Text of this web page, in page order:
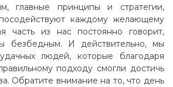
главные принципы и стратегии,
каждому желающему
часть из нас постоянно говорит,
безбедным. И действительно, мы
людей, которые благодаря
подходу смогли достичь
Обратите внимание на то, что день